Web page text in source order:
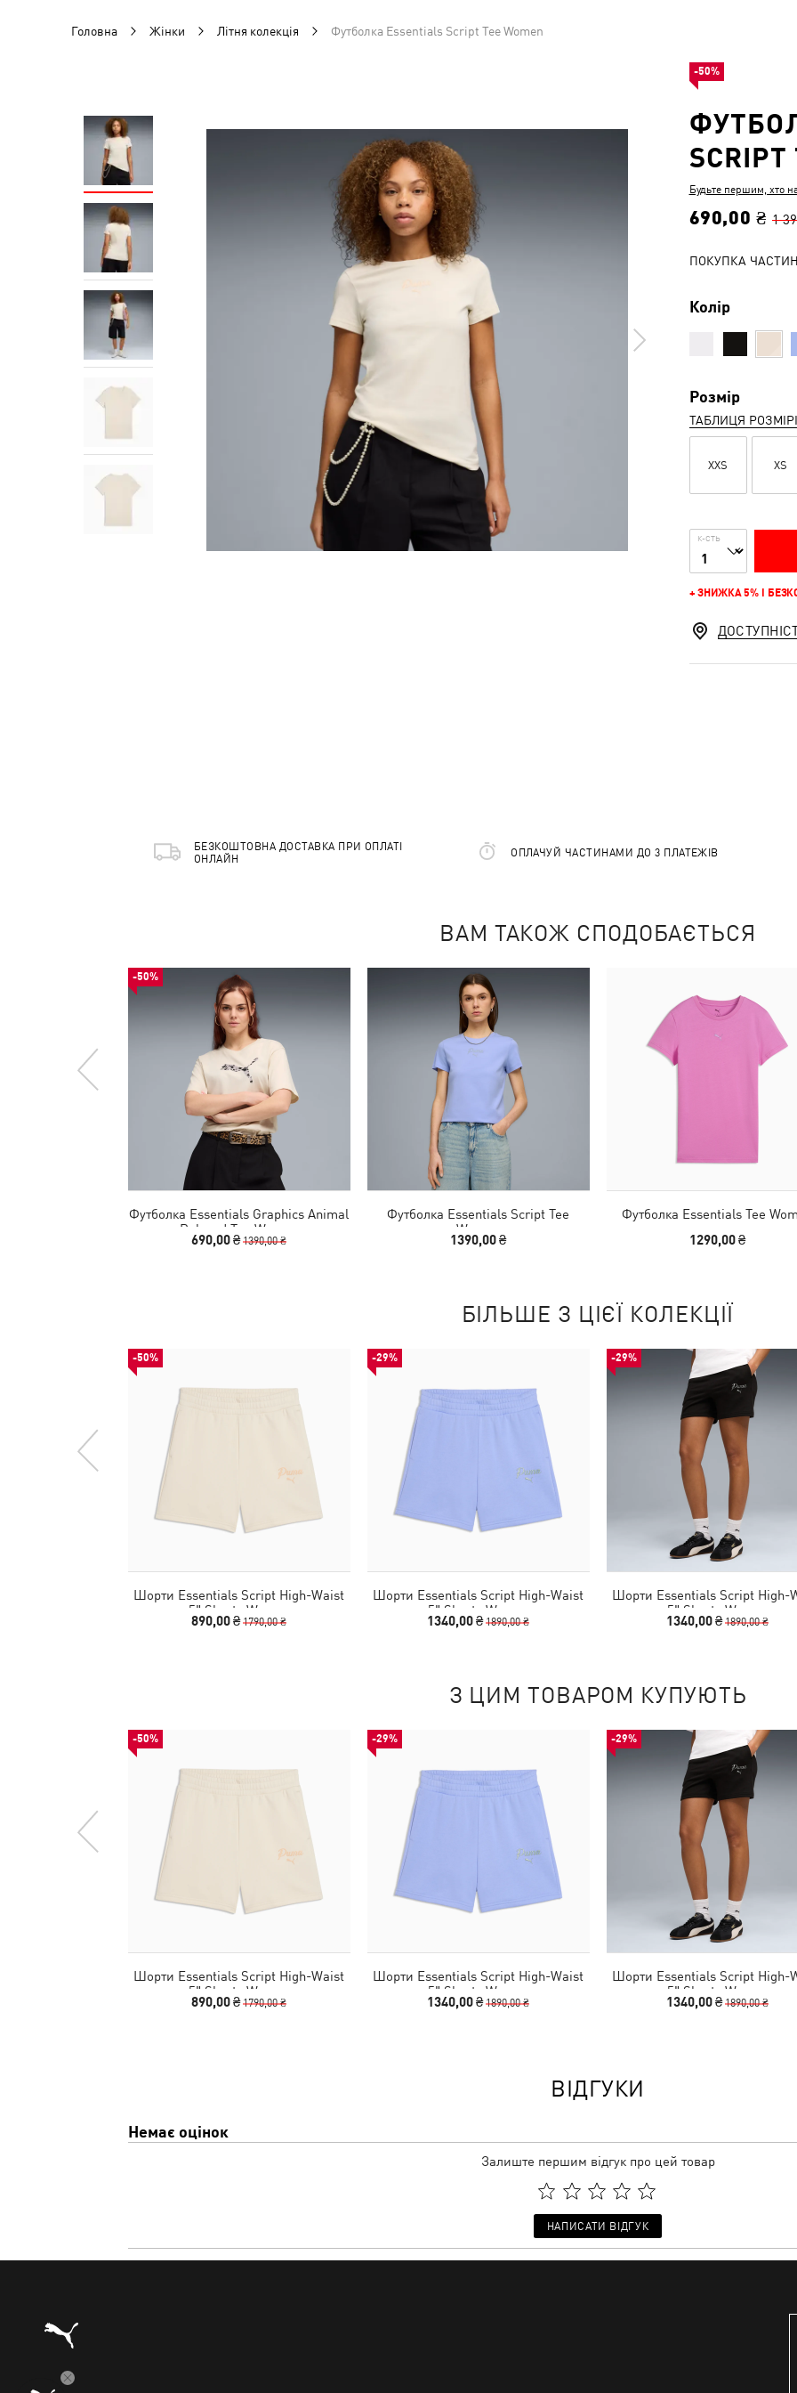
Головна Жінки Літня колекція Футболка Essentials Script Tee Women
SCRIPT
Будьте першим, хто
690,00 ₴ 1
ПОКУПКА
Колір
Розмір
ТАБЛИЦЯ
XXS XS
К-СТЬ
+ ЗНИЖКА 5% І
-50%
БЕЗКОШТОВНА ДОСТАВКА ПРИ ОПЛАТІ
ОНЛАЙН
ОПЛАЧУЙ ЧАСТИНАМИ ДО 3 ПЛАТЕЖІВ
ВАМ ТАКОЖ СПОДОБАЄТЬСЯ
-50%
Футболка Essentials Graphics Animal
Relaxed Tee Women
690,00 ₴1390,00 ₴
Футболка Essentials Script Tee
Women
1390,00 ₴
Футболка Essentials Tee
1290,00 ₴
БІЛЬШЕ З ЦІЄЇ КОЛЕКЦІЇ
-50%
Шорти Essentials Script High-Waist
5" Shorts Women
890,00 ₴1790,00 ₴
-29%
Шорти Essentials Script High-Waist
5" Shorts Women
1340,00 ₴1890,00 ₴
-29%
Шорти Essentials Script High-
5" Shorts Women
1340,00 ₴1890,00 ₴
З ЦИМ ТОВАРОМ КУПУЮТЬ
-50%
Шорти Essentials Script High-Waist
5" Shorts Women
890,00 ₴1790,00 ₴
-29%
Шорти Essentials Script High-Waist
5" Shorts Women
1340,00 ₴1890,00 ₴
-29%
Шорти Essentials Script High-
5" Shorts Women
1340,00 ₴1890,00 ₴
ВІДГУКИ
Немає оцінок
Залиште першим відгук про цей товар
НАПИСАТИ ВІДГУК